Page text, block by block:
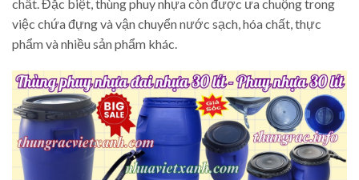
chất. Đặc biệt, thùng phuy nhựa còn được ưa chuộng trong
việc chứa đựng và vận chuyển nước sạch, hóa chất, thực
phẩm và nhiều sản phẩm khác.